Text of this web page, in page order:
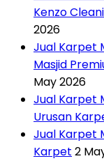
Kenzo
2026
Jual Karpet
Masjid
May 2026
Jual Karpet
Urusan
Jual Karpet
Karpet 2